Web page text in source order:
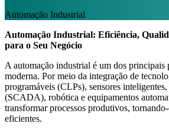
Automação Industrial
Automação Industrial: Eficiência,
para o Seu Negócio
A automação industrial é um dos principais
moderna. Por meio da integração de
programáveis (CLPs), sensores
(SCADA), robótica e equipamentos
transformar processos produtivos,
eficientes.